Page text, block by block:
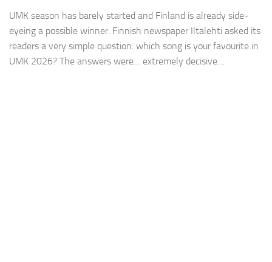
UMK season has barely started and Finland is already side-
eyeing a possible winner. Finnish newspaper Iltalehti asked its
readers a very simple question: which song is your favourite in
UMK 2026? The answers were… extremely decisive....